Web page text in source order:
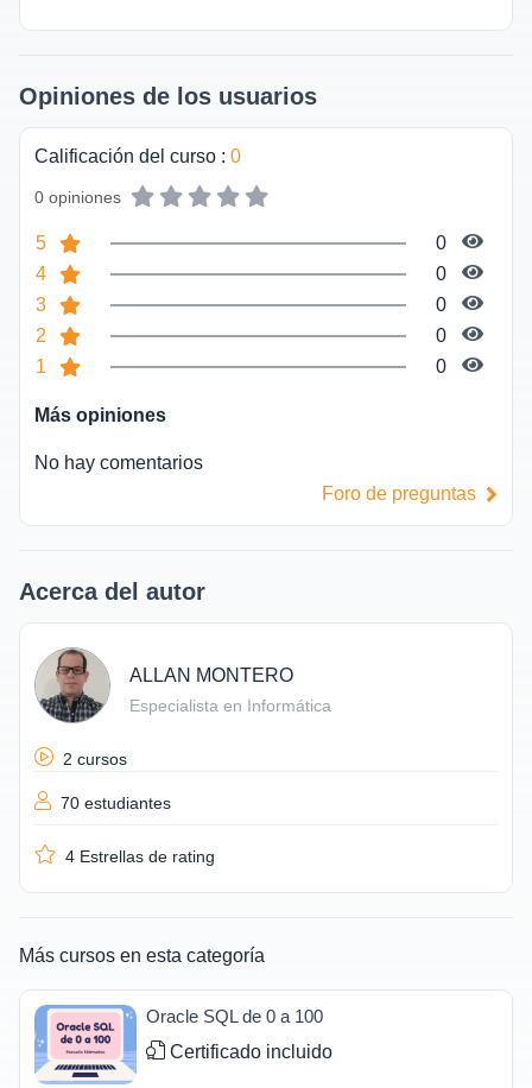
Opiniones de los usuarios
Calificación del curso : 0
0 opiniones
5
0
4
0
3
0
2
0
1
0
Más opiniones
No hay comentarios
Foro de preguntas
Acerca del autor
ALLAN MONTERO
Especialista en Informática
2 cursos
70 estudiantes
4 Estrellas de rating
Más cursos en esta categoría
Oracle SQL de 0 a 100
Certificado incluido